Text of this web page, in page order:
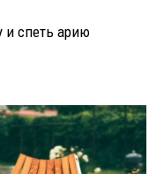
и спеть арию